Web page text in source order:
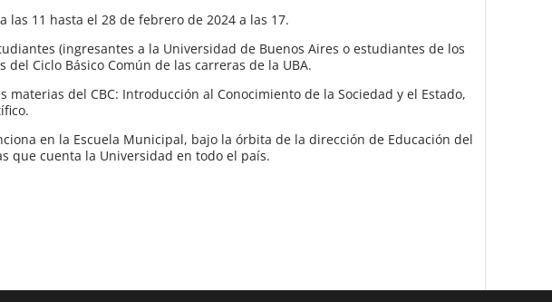
11 hasta el 28 de febrero de 2024 a las 17.
(ingresantes a la Universidad de Buenos Aires o estudiantes de los
Ciclo Básico Común de las carreras de la UBA.
del CBC: Introducción al Conocimiento de la Sociedad y el Estado,
en la Escuela Municipal, bajo la órbita de la dirección de Educación del
que cuenta la Universidad en todo el país.